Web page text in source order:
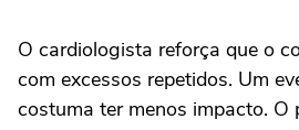
O cardiologista reforça que o
com excessos repetidos. Um
costuma ter menos impacto. O